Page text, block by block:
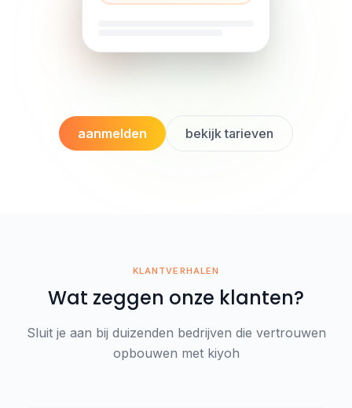
aanmelden bekijk tarieven
KLANTVERHALEN
Wat zeggen onze klanten?
Sluit je aan bij duizenden bedrijven die vertrouwen
opbouwen met kiyoh